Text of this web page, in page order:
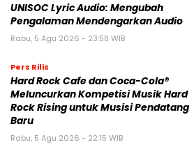
UNISOC Lyric Audio: Mengubah
Pengalaman Mendengarkan Audio
Rabu, 5 Agu 2026 - 23:58 WIB
Pers Rilis
Hard Rock Cafe dan Coca-Cola®
Meluncurkan Kompetisi Musik Hard
Rock Rising untuk Musisi Pendatang
Baru
Rabu, 5 Agu 2026 - 22:15 WIB